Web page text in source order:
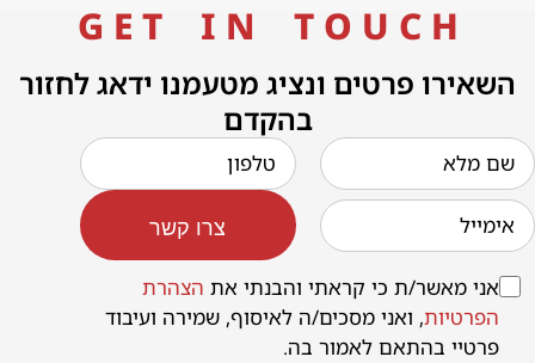
G E T I N T O U C H
השאירו פרטים ונציג מטעמנו ידאג לחזור
בהקדם
אני מאשר/ת כי קראתי והבנתי את הצהרת
הפרטיות, ואני מסכים/ה לאיסוף, שמירה ועיבוד
פרטיי בהתאם לאמור בה.
צרו קשר